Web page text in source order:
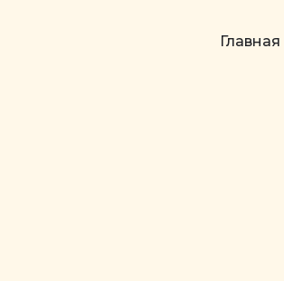
Главная